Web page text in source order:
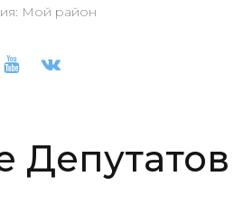
Мой район
Депутатов